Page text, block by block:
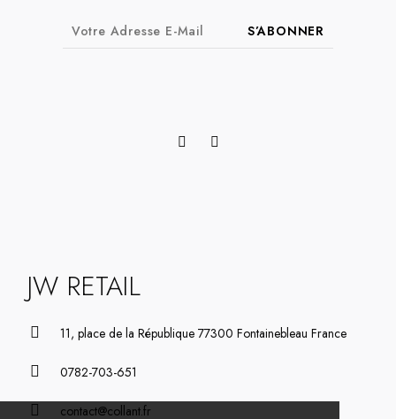
S’ABONNER
JW RETAIL
11, place de la République 77300 Fontainebleau France
0782-703-651
contact@collant.fr